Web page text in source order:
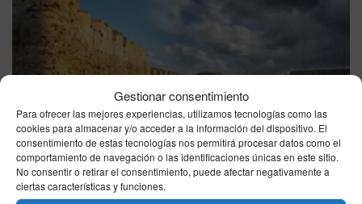
Gestionar consentimiento
Para ofrecer las mejores experiencias, utilizamos tecnologías como las
cookies para almacenar y/o acceder a la información del dispositivo. El
consentimiento de estas tecnologías nos permitirá procesar datos como el
comportamiento de navegación o las identificaciones únicas en este sitio.
No consentir o retirar el consentimiento, puede afectar negativamente a
ciertas características y funciones.
CEUTA